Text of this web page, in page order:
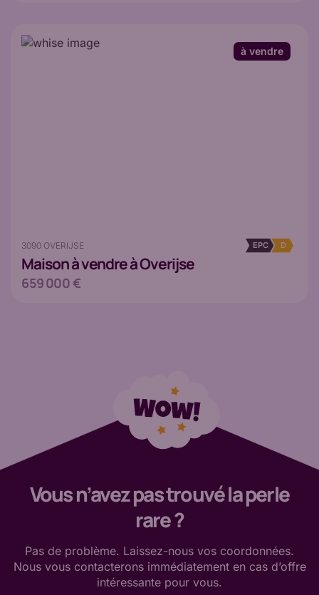
3090 OVERIJSE
Maisonà vendre à Overijse
EPC D
659 000 €
à vendre
Vous n’avez pas trouvé la perle
rare ?
Pas de problème. Laissez-nous vos coordonnées.
Nous vous contacterons immédiatement en cas d’offre
intéressante pour vous.